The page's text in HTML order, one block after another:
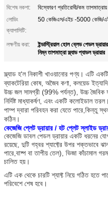
বিশেষ নকশা:
বিস্ফোরণ প্রতিরোধী/কম
লোডিং
ক্যাপাসিটি:
50 কেজিএস/এইচ -5000 কেজি/
লক্ষণীয় করা: ইন্ডাস্ট্রিয়াল হোল ব্লেড পেডল ড্রায়ার
নিম্ন তাপমাত্রা স্ল্যাড প্যাডল ড্রায়ার
স্ল্যাড হ'ল নিকাশী খাওয়ানোর পণ্য। এটি
ব্যাকটেরিয়া কোষ, অজৈব কণা, কলয়েড
উচ্চ জল সামগ্রী (99% পর্যন্ত), উচ্চ জৈবিক
নির্দিষ্ট মাধ্যাকর্ষণ, এবং একটি কলোইডাল
পাম্প দ্বারা পরিবহন করা যেতে পারে,কিন্তু
কঠিন।
কেজেজি প্লেট ড্রায়ার / হট প্লেট স্লাইড
কেজেজি ডাবল পেডল ড্রায়ার একটি ধরনের
রয়েছে, দুটি গহ্বর শ্যাফ্টের উপর শক্তভাবে
পারে,বাষ্প বা তাপীয় তেল), ভিজা কাঁচামাল
চালিত হয়।
এটি এক থেকে চারটি শ্যাফ্ট নিয়ে গঠিত হতে
পরিবেশে শেষ হবে।